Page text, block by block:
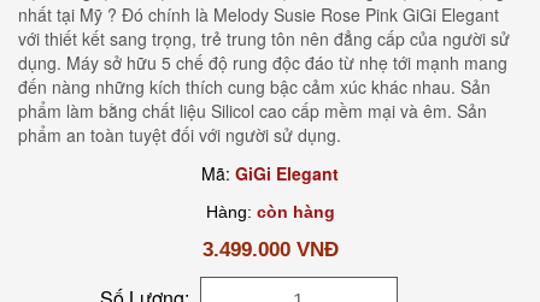
nhất tại Mỹ ? Đó chính là Melody Susie Rose Pink GiGi Elegant
với thiết kết sang trọng, trẻ trung tôn nên đẳng cấp của người sử
dụng. Máy sở hữu 5 chế độ rung độc đáo từ nhẹ tới mạnh mang
đến nàng những kích thích cung bậc cảm xúc khác nhau. Sản
phẩm làm bằng chất liệu Silicol cao cấp mềm mại và êm. Sản
phẩm an toàn tuyệt đối với người sử dụng.
Mã: GiGi Elegant
Hàng: còn hàng
3.499.000 VNĐ